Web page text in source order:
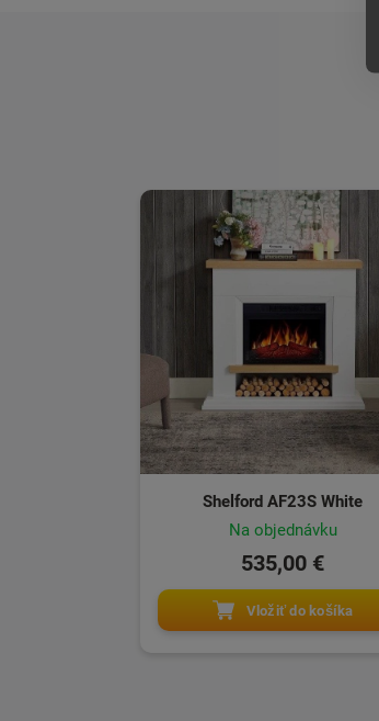
Shelford AF23S White
Na objednávku
535,00 €
Vložiť do košíka